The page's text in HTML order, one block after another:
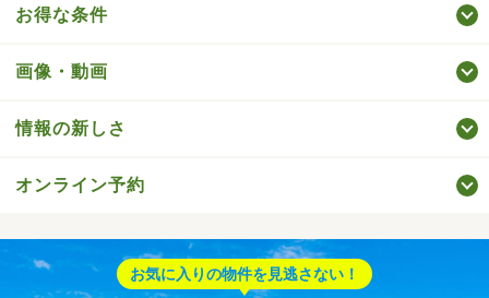
お得な条件
画像・動画
情報の新しさ
オンライン予約
お気に入りの物件を見逃さない！